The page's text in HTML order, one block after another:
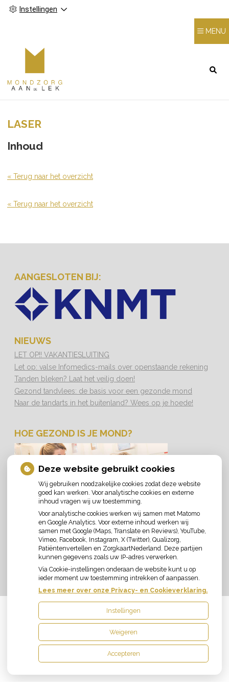
Instellingen
MENU
LASER
Inhoud
« Terug naar het overzicht
« Terug naar het overzicht
AANGESLOTEN BIJ:
NIEUWS
LET OP!! VAKANTIESLUITING
Let op: valse Infomedics-mails over openstaande rekening
Tanden bleken? Laat het veilig doen!
Gezond tandvlees: de basis voor een gezonde mond
Naar de tandarts in het buitenland? Wees op je hoede!
HOE GEZOND IS JE MOND?
Uw Zorg Online|Beheer
Privacy verklaring Cookie-instellingen
Deze website gebruikt cookies
Wij gebruiken noodzakelijke cookies zodat deze website
goed kan werken. Voor analytische cookies en externe
inhoud vragen wij uw toestemming.
Voor analytische cookies werken wij samen met Matomo
en Google Analytics. Voor externe inhoud werken wij
samen met Google (Maps, Translate en Reviews), YouTube,
Vimeo, Facebook, Instagram, X (Twitter), Qualizorg,
Patiëntenvertellen en ZorgkaartNederland. Deze partijen
kunnen gegevens zoals uw IP-adres verwerken.
Via Cookie-instellingen onderaan de website kunt u op
ieder moment uw toestemming intrekken of aanpassen.
Lees meer over onze Privacy- en Cookieverklaring.
Instellingen
Weigeren
Accepteren